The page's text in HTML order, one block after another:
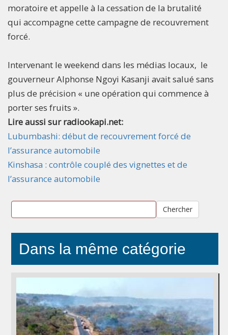
moratoire et appelle à la cessation de la brutalité
qui accompagne cette campagne de recouvrement
forcé.
Intervenant le weekend dans les médias locaux, le
gouverneur Alphonse Ngoyi Kasanji avait salué sans
plus de précision « une opération qui commence à
porter ses fruits ».
Lire aussi sur radiookapi.net:
Lubumbashi: début de recouvrement forcé de
l’assurance automobile
Kinshasa : contrôle couplé des vignettes et de
l’assurance automobile
Chercher
Dans la même catégorie